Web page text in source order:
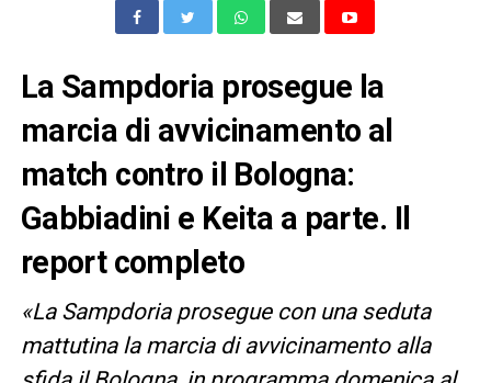
La Sampdoria prosegue la
marcia di avvicinamento al
match contro il Bologna:
Gabbiadini e Keita a parte. Il
report completo
«La Sampdoria prosegue con una seduta
mattutina la marcia di avvicinamento alla